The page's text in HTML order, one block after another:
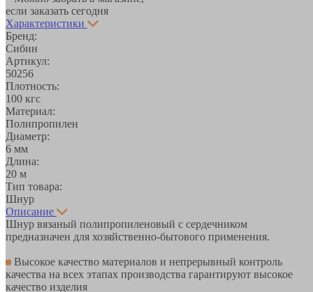
если заказать сегодня
Характеристики
Бренд:
Сибин
Артикул:
50256
Плотность:
100 кгс
Материал:
Полипропилен
Диаметр:
6 мм
Длина:
20 м
Тип товара:
Шнур
Описание
Шнур вязаный полипропиленовый с сердечником
предназначен для хозяйственно-бытового применения.
Высокое качество материалов и непрерывный контроль
качества на всех этапах производства гарантируют высокое
качество изделия